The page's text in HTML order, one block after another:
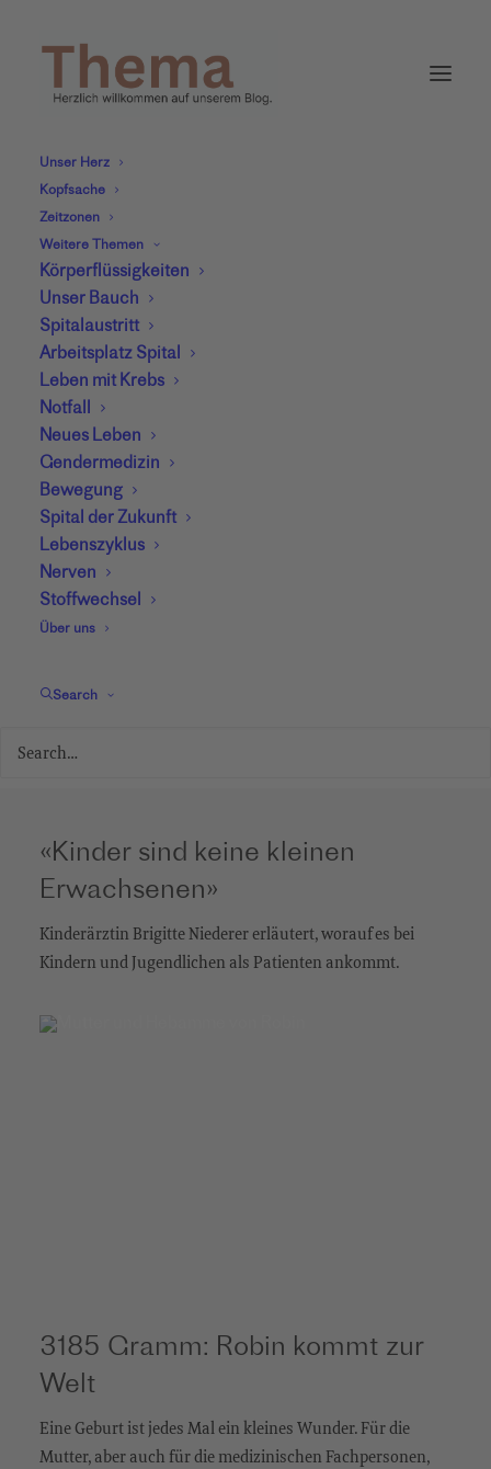
Unser Herz
Kopfsache
Zeitzonen
Weitere Themen
Körperflüssigkeiten
Unser Bauch
Spitalaustritt
Arbeitsplatz Spital
Leben mit Krebs
Notfall
Neues Leben
Gendermedizin
Bewegung
Spital der Zukunft
Lebenszyklus
Nerven
Stoffwechsel
Über uns
Search
Thema
Lebensanfang
«Kinder sind keine kleinen
Erwachsenen»
Kinderärztin Brigitte Niederer erläutert, worauf es bei
Kindern und Jugendlichen als Patienten ankommt.
3185 Gramm: Robin kommt zur
Welt
Eine Geburt ist jedes Mal ein kleines Wunder. Für die
Mutter, aber auch für die medizinischen Fachpersonen,